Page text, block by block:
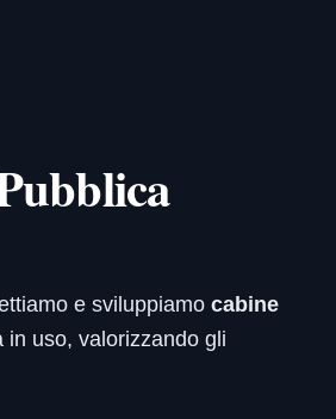
e sviluppiamo cabine
uso, valorizzando gli